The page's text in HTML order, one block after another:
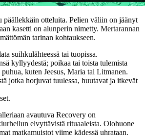
päällekkäin otteluita. Pelien väliin on jäänyt
kasetti on alunperin nimetty. Mertarannan
tarinan kohtaukseen.
suihkulähteessä tai tuopissa.
kyllyydestä; poikaa tai toista tulemista
kuten Jeesus, Maria tai Litmanen.
jotka horjuvat tuulessa, huutavat ja itkevät
avautuva Recovery on
elvyttävistä rituaaleista. Olohuone
matkamuistot viime kädessä uhrataan.